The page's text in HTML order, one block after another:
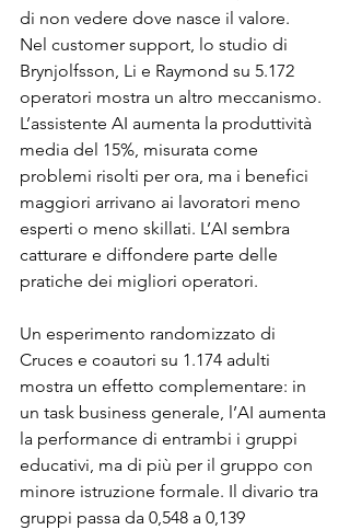
di non vedere dove nasce il valore.
Nel customer support, lo studio di
Brynjolfsson, Li e Raymond su 5.172
operatori mostra un altro meccanismo.
L’assistente AI aumenta la produttività
media del 15%, misurata come
problemi risolti per ora, ma i benefici
maggiori arrivano ai lavoratori meno
esperti o meno skillati. L’AI sembra
catturare e diffondere parte delle
pratiche dei migliori operatori.
Un esperimento randomizzato di
Cruces e coautori su 1.174 adulti
mostra un effetto complementare: in
un task business generale, l’AI aumenta
la performance di entrambi i gruppi
educativi, ma di più per il gruppo con
minore istruzione formale. Il divario tra
gruppi passa da 0,548 a 0,139